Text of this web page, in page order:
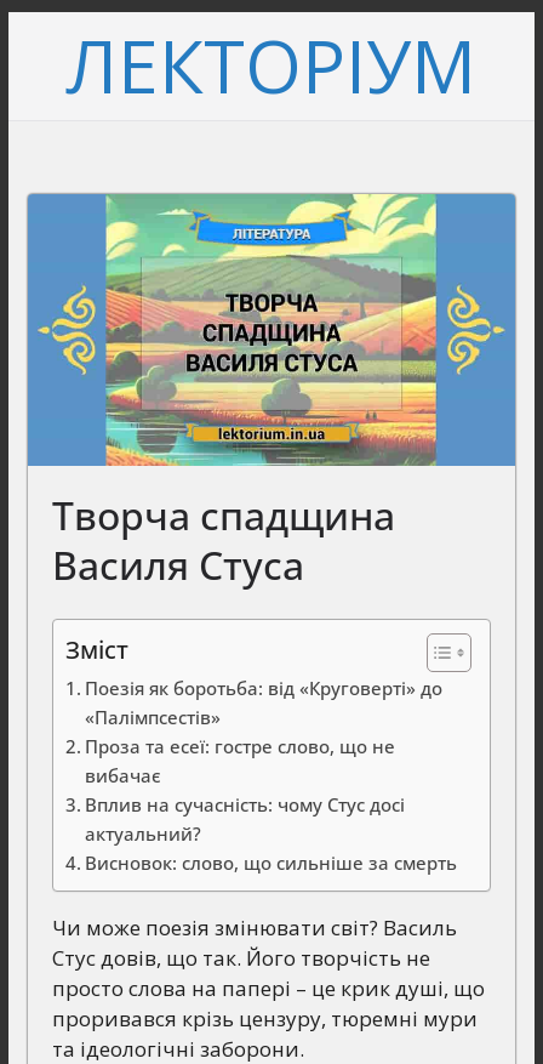
вмістуЛЕКТОРІУМ
Творча спадщина
Василя Стуса
Зміст
Поезія як боротьба: від «Круговерті» до
«Палімпсестів»
Проза та есеї: гостре слово, що не
вибачає
Вплив на сучасність: чому Стус досі
актуальний?
Висновок: слово, що сильніше за смерть
Чи може поезія змінювати світ? Василь
Стус довів, що так. Його творчість не
просто слова на папері – це крик душі, що
проривався крізь цензуру, тюремні мури
та ідеологічні заборони.